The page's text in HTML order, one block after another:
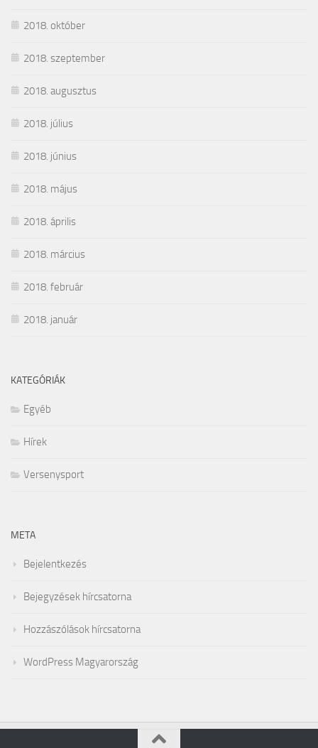
2018. október
2018. szeptember
2018. augusztus
2018. július
2018. június
2018. május
2018. április
2018. március
2018. február
2018. január
KATEGÓRIÁK
Egyéb
Hírek
Versenysport
META
Bejelentkezés
Bejegyzések hírcsatorna
Hozzászólások hírcsatorna
WordPress Magyarország